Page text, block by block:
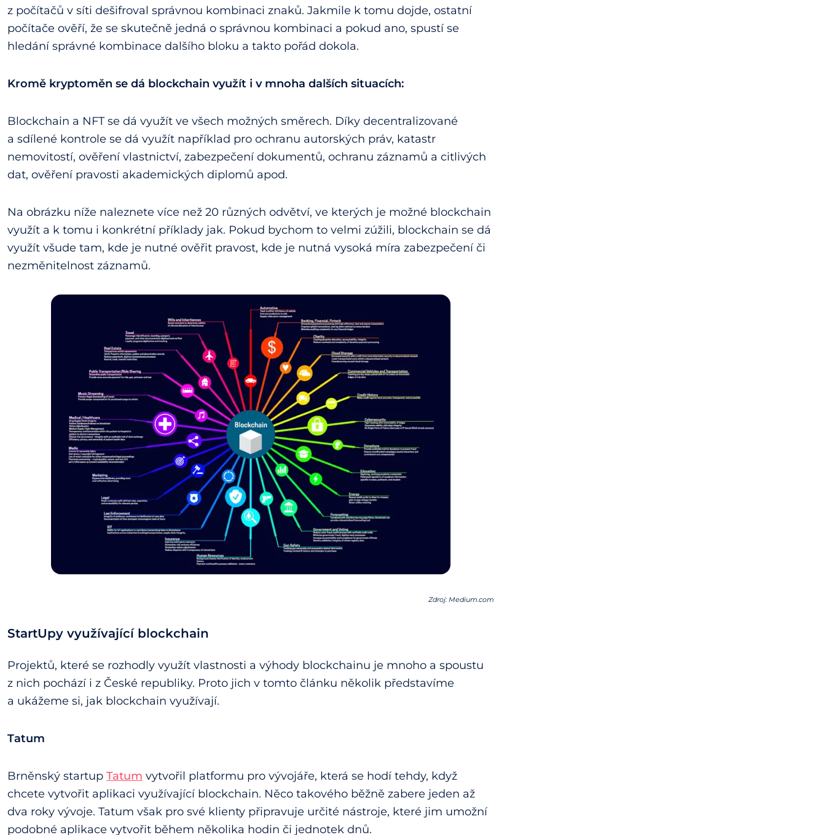
z počítačů v síti dešifroval správnou kombinaci znaků. Jakmile k tomu dojde, ostatní
počítače ověří, že se skutečně jedná o správnou kombinaci a pokud ano, spustí se
hledání správné kombinace dalšího bloku a takto pořád dokola.
Kromě kryptoměn se dá blockchain využít i v mnoha dalších situacích:
Blockchain a NFT se dá využít ve všech možných směrech. Díky decentralizované
a sdílené kontrole se dá využít například pro ochranu autorských práv, katastr
nemovitostí, ověření vlastnictví, zabezpečení dokumentů, ochranu záznamů a citlivých
dat, ověření pravosti akademických diplomů apod.
Na obrázku níže naleznete více než 20 různých odvětví, ve kterých je možné blockchain
využít a k tomu i konkrétní příklady jak. Pokud bychom to velmi zúžili, blockchain se dá
využít všude tam, kde je nutné ověřit pravost, kde je nutná vysoká míra zabezpečení či
nezměnitelnost záznamů.
Zdroj: Medium.com
StartUpy využívající blockchain
Projektů, které se rozhodly využít vlastnosti a výhody blockchainu je mnoho a spoustu
z nich pochází i z České republiky. Proto jich v tomto článku několik představíme
a ukážeme si, jak blockchain využívají.
Tatum
Brněnský startup Tatum vytvořil platformu pro vývojáře, která se hodí tehdy, když
chcete vytvořit aplikaci využívající blockchain. Něco takového běžně zabere jeden až
dva roky vývoje. Tatum však pro své klienty připravuje určité nástroje, které jim umožní
podobné aplikace vytvořit během několika hodin či jednotek dnů.